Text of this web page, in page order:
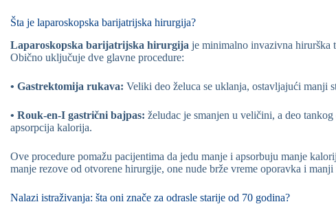
Šta je laparoskopska barijatrijska hirurgija?
Laparoskopska barijatrijska hirurgija je minimalno invazivna hirurška
Obično uključuje dve glavne procedure:
• Gastrektomija rukava: Veliki deo želuca se uklanja, ostavljajući manji
• Rouk-en-I gastrični bajpas: želudac je smanjen u veličini, a deo
apsorpcija kalorija.
Ove procedure pomažu pacijentima da jedu manje i apsorbuju manje
manje rezove od otvorene hirurgije, one nude brže vreme oporavka i
Nalazi istraživanja: šta oni znače za odrasle starije od 70 godina?